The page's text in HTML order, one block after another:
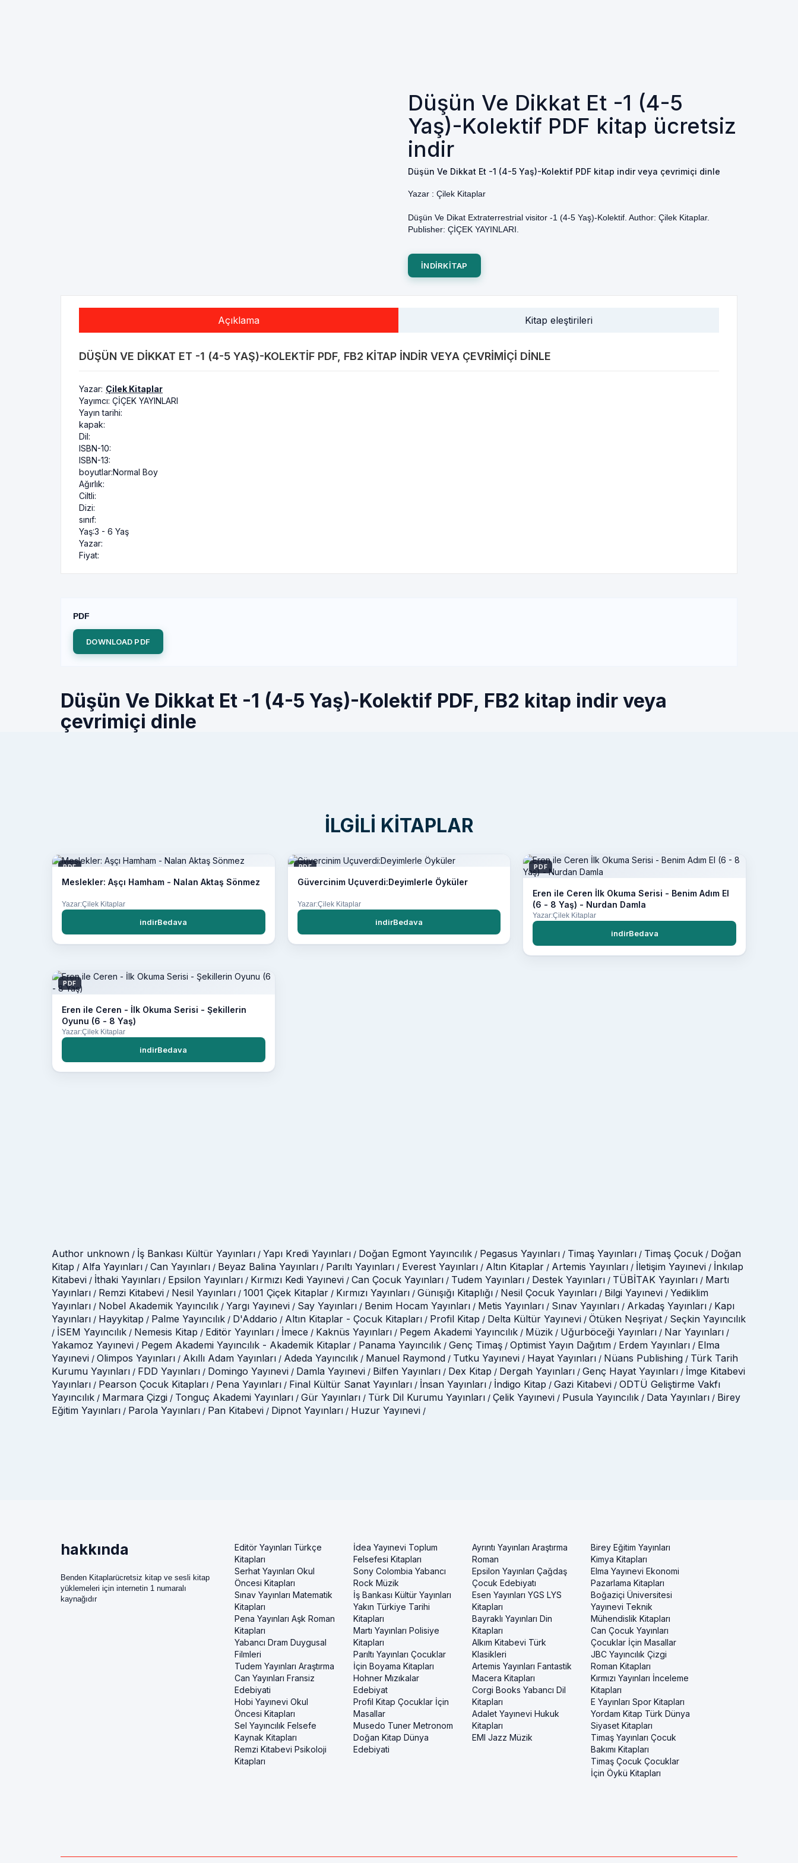
Düşün Ve Dikkat Et -1 (4-5
Yaş)-Kolektif PDF kitap ücretsiz
indir
Düşün Ve Dikkat Et -1 (4-5 Yaş)-Kolektif PDF kitap indir veya çevrimiçi dinle
Yazar : Çilek Kitaplar
Düşün Ve Dikat Extraterrestrial visitor -1 (4-5 Yaş)-Kolektif. Author: Çilek Kitaplar.
Publisher: ÇİÇEK YAYINLARI.
INDIRKITAP
Açıklama Kitap eleştirileri
DÜŞÜN VE DIKKAT ET -1 (4-5 YAŞ)-KOLEKTIF PDF, FB2 KITAP INDIR VEYA ÇEVRIMIÇI DINLE
Yazar: Çilek Kitaplar
Yayımcı: ÇİÇEK YAYINLARI
Yayın tarihi:
kapak:
Dil:
ISBN-10:
ISBN-13:
boyutlar:Normal Boy
Ağırlık:
Ciltli:
Dizi:
sınıf:
Yaş:3 - 6 Yaş
Yazar:
Fiyat:
PDF
DOWNLOAD PDF
Düşün Ve Dikkat Et -1 (4-5 Yaş)-Kolektif PDF, FB2 kitap indir veya
çevrimiçi dinle
İLGILI KITAPLAR
PDF
Meslekler: Aşçı Hamham - Nalan Aktaş Sönmez
Yazar:Çilek Kitaplar
indirBedava
PDF
Güvercinim Uçuverdi:Deyimlerle Öyküler
Yazar:Çilek Kitaplar
indirBedava
PDF
Eren ile Ceren İlk Okuma Serisi - Benim Adım El
(6 - 8 Yaş) - Nurdan Damla
Yazar:Çilek Kitaplar
indirBedava
PDF
Eren ile Ceren - İlk Okuma Serisi - Şekillerin
Oyunu (6 - 8 Yaş)
Yazar:Çilek Kitaplar
indirBedava
Author unknown / İş Bankası Kültür Yayınları / Yapı Kredi Yayınları / Doğan Egmont Yayıncılık / Pegasus Yayınları / Timaş Yayınları / Timaş Çocuk / Doğan
Kitap / Alfa Yayınları / Can Yayınları / Beyaz Balina Yayınları / Parıltı Yayınları / Everest Yayınları / Altın Kitaplar / Artemis Yayınları / İletişim Yayınevi / İnkılap
Kitabevi / İthaki Yayınları / Epsilon Yayınları / Kırmızı Kedi Yayınevi / Can Çocuk Yayınları / Tudem Yayınları / Destek Yayınları / TÜBİTAK Yayınları / Martı
Yayınları / Remzi Kitabevi / Nesil Yayınları / 1001 Çiçek Kitaplar / Kırmızı Yayınları / Günışığı Kitaplığı / Nesil Çocuk Yayınları / Bilgi Yayınevi / Yediiklim
Yayınları / Nobel Akademik Yayıncılık / Yargı Yayınevi / Say Yayınları / Benim Hocam Yayınları / Metis Yayınları / Sınav Yayınları / Arkadaş Yayınları / Kapı
Yayınları / Hayykitap / Palme Yayıncılık / D'Addario / Altın Kitaplar - Çocuk Kitapları / Profil Kitap / Delta Kültür Yayınevi / Ötüken Neşriyat / Seçkin Yayıncılık
/ İSEM Yayıncılık / Nemesis Kitap / Editör Yayınları / İmece / Kaknüs Yayınları / Pegem Akademi Yayıncılık / Müzik / Uğurböceği Yayınları / Nar Yayınları /
Yakamoz Yayınevi / Pegem Akademi Yayıncılık - Akademik Kitaplar / Panama Yayıncılık / Genç Timaş / Optimist Yayın Dağıtım / Erdem Yayınları / Elma
Yayınevi / Olimpos Yayınları / Akıllı Adam Yayınları / Adeda Yayıncılık / Manuel Raymond / Tutku Yayınevi / Hayat Yayınları / Nüans Publishing / Türk Tarih
Kurumu Yayınları / FDD Yayınları / Domingo Yayınevi / Damla Yayınevi / Bilfen Yayınları / Dex Kitap / Dergah Yayınları / Genç Hayat Yayınları / İmge Kitabevi
Yayınları / Pearson Çocuk Kitapları / Pena Yayınları / Final Kültür Sanat Yayınları / İnsan Yayınları / İndigo Kitap / Gazi Kitabevi / ODTÜ Geliştirme Vakfı
Yayıncılık / Marmara Çizgi / Tonguç Akademi Yayınları / Gür Yayınları / Türk Dil Kurumu Yayınları / Çelik Yayınevi / Pusula Yayıncılık / Data Yayınları / Birey
Eğitim Yayınları / Parola Yayınları / Pan Kitabevi / Dipnot Yayınları / Huzur Yayınevi /
hakkında
Benden Kitaplarücretsiz kitap ve sesli kitap
yüklemeleri için internetin 1 numaralı
kaynağıdır
Editör Yayınları Türkçe
Kitapları
Serhat Yayınları Okul
Öncesi Kitapları
Sınav Yayınları Matematik
Kitapları
Pena Yayınları Aşk Roman
Kitapları
Yabancı Dram Duygusal
Filmleri
Tudem Yayınları Araştırma
Can Yayınları Fransiz
Edebiyati
Hobi Yayınevi Okul
Öncesi Kitapları
Sel Yayıncılık Felsefe
Kaynak Kitapları
Remzi Kitabevi Psikoloji
Kitapları
İdea Yayınevi Toplum
Felsefesi Kitapları
Sony Colombia Yabancı
Rock Müzik
İş Bankası Kültür Yayınları
Yakın Türkiye Tarihi
Kitapları
Martı Yayınları Polisiye
Kitapları
Parıltı Yayınları Çocuklar
İçin Boyama Kitapları
Hohner Mızıkalar
Edebiyat
Profil Kitap Çocuklar İçin
Masallar
Musedo Tuner Metronom
Doğan Kitap Dünya
Edebiyati
Ayrıntı Yayınları Araştırma
Roman
Epsilon Yayınları Çağdaş
Çocuk Edebiyatı
Esen Yayınları YGS LYS
Kitapları
Bayraklı Yayınları Din
Kitapları
Alkım Kitabevi Türk
Klasikleri
Artemis Yayınları Fantastik
Macera Kitapları
Corgi Books Yabancı Dil
Kitapları
Adalet Yayınevi Hukuk
Kitapları
EMI Jazz Müzik
Birey Eğitim Yayınları
Kimya Kitapları
Elma Yayınevi Ekonomi
Pazarlama Kitapları
Boğaziçi Üniversitesi
Yayınevi Teknik
Mühendislik Kitapları
Can Çocuk Yayınları
Çocuklar İçin Masallar
JBC Yayıncılık Çizgi
Roman Kitapları
Kırmızı Yayınları İnceleme
Kitapları
E Yayınları Spor Kitapları
Yordam Kitap Türk Dünya
Siyaset Kitapları
Timaş Yayınları Çocuk
Bakımı Kitapları
Timaş Çocuk Çocuklar
İçin Öykü Kitapları